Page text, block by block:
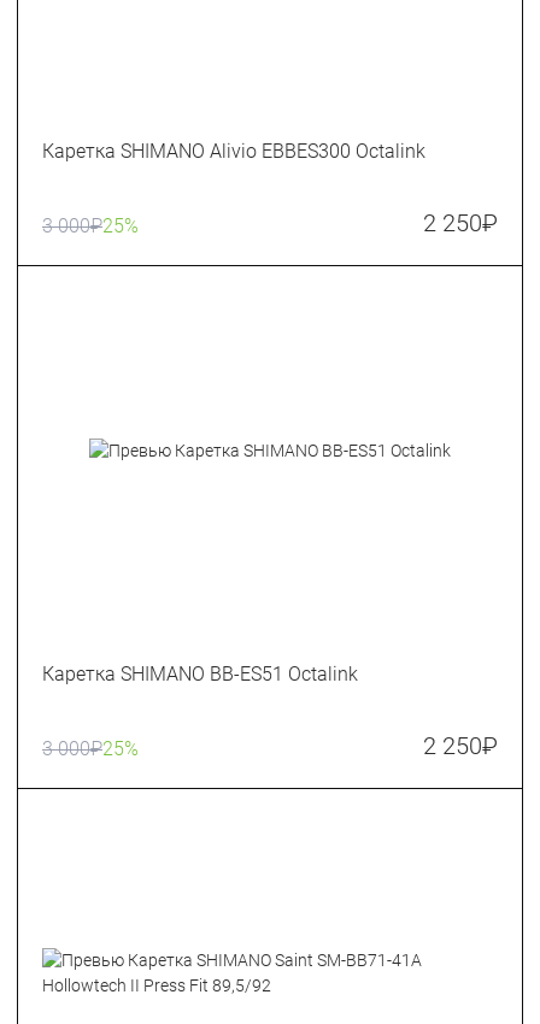
Каретка SHIMANO Alivio EBBES300 Octalink
3 000₽25% 2 250₽
Каретка SHIMANO BB-ES51 Octalink
3 000₽25% 2 250₽